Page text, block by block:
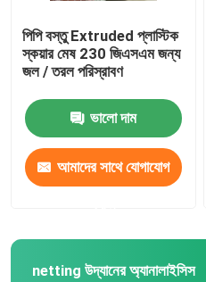
পিপি বস্তু Extruded প্লাস্টিক
স্কয়ার মেষ 230 জিএসএম জন্য
জল / তরল পরিস্রাবণ
ভালো দাম
আমাদের সাথে যোগাযোগ
netting উদ্যানের অ্যানালাইসিস